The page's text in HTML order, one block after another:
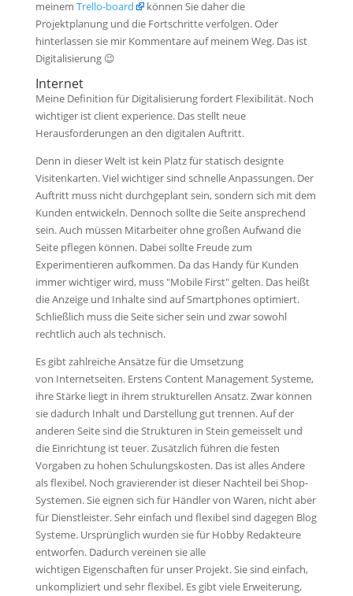
meinem Trello-board
können Sie daher die
Projektplanung und die Fortschritte verfolgen. Oder
hinterlassen sie mir Kommentare auf meinem Weg. Das ist
Digitalisierung 😉
Internet
Meine Definition für Digitalisierung fordert Flexibilität. Noch
wichtiger ist client experience. Das stellt neue
Herausforderungen an den digitalen Auftritt.
Denn in dieser Welt ist kein Platz für statisch designte
Visitenkarten. Viel wichtiger sind schnelle Anpassungen. Der
Auftritt muss nicht durchgeplant sein, sondern sich mit dem
Kunden entwickeln. Dennoch sollte die Seite ansprechend
sein. Auch müssen Mitarbeiter ohne großen Aufwand die
Seite pflegen können. Dabei sollte Freude zum
Experimentieren aufkommen. Da das Handy für Kunden
immer wichtiger wird, muss "Mobile First" gelten. Das heißt
die Anzeige und Inhalte sind auf Smartphones optimiert.
Schließlich muss die Seite sicher sein und zwar sowohl
rechtlich auch als technisch.
Es gibt zahlreiche Ansätze für die Umsetzung
von Internetseiten. Erstens Content Management Systeme,
ihre Stärke liegt in ihrem strukturellen Ansatz. Zwar können
sie dadurch Inhalt und Darstellung gut trennen. Auf der
anderen Seite sind die Strukturen in Stein gemeisselt und
die Einrichtung ist teuer. Zusätzlich führen die festen
Vorgaben zu hohen Schulungskosten. Das ist alles Andere
als flexibel. Noch gravierender ist dieser Nachteil bei Shop-
Systemen. Sie eignen sich für Händler von Waren, nicht aber
für Dienstleister. Sehr einfach und flexibel sind dagegen Blog
Systeme. Ursprünglich wurden sie für Hobby Redakteure
entworfen. Dadurch vereinen sie alle
wichtigen Eigenschaften für unser Projekt. Sie sind einfach,
unkompliziert und sehr flexibel. Es gibt viele Erweiterung,